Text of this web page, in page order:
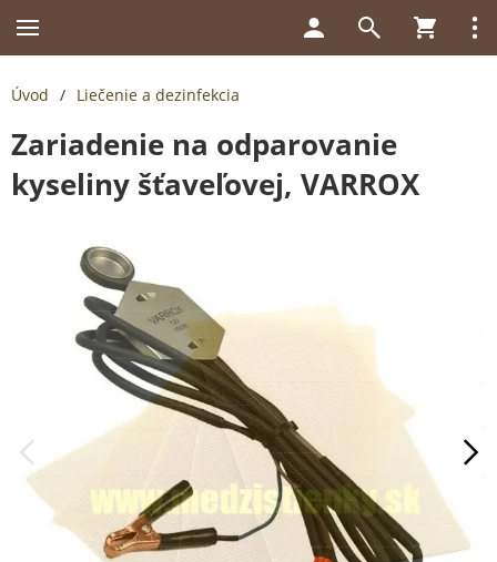
Úvod / Liečenie a dezinfekcia
Zariadenie na odparovanie
kyseliny šťaveľovej, VARROX